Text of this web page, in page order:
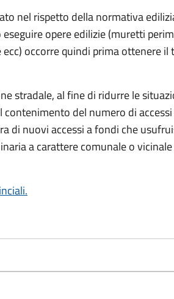
nel rispetto della normativa
opere edilizie (muretti
occorre quindi prima ottenere
stradale, al fine di ridurre le
del numero di
di nuovi accessi a fondi che
a carattere comunale o